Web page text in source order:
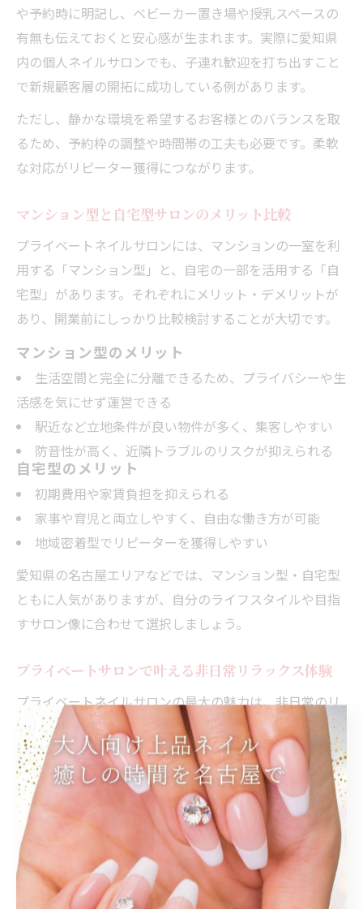
や予約時に明記し、ベビーカー置き場や授乳スペースの
有無も伝えておくと安心感が生まれます。実際に愛知県
内の個人ネイルサロンでも、子連れ歓迎を打ち出すこと
で新規顧客層の開拓に成功している例があります。
ただし、静かな環境を希望するお客様とのバランスを取
るため、予約枠の調整や時間帯の工夫も必要です。柔軟
な対応がリピーター獲得につながります。
マンション型と自宅型サロンのメリット比較
プライベートネイルサロンには、マンションの一室を利
用する「マンション型」と、自宅の一部を活用する「自
宅型」があります。それぞれにメリット・デメリットが
あり、開業前にしっかり比較検討することが大切です。
マンション型のメリット
生活空間と完全に分離できるため、プライバシーや生
活感を気にせず運営できる
駅近など立地条件が良い物件が多く、集客しやすい
防音性が高く、近隣トラブルのリスクが抑えられる
自宅型のメリット
初期費用や家賃負担を抑えられる
家事や育児と両立しやすく、自由な働き方が可能
地域密着型でリピーターを獲得しやすい
愛知県の名古屋エリアなどでは、マンション型・自宅型
ともに人気がありますが、自分のライフスタイルや目指
すサロン像に合わせて選択しましょう。
プライベートサロンで叶える非日常リラックス体験
プライベートネイルサロンの最大の魅力は、非日常のリ
ラックス体験を自宅で味わえる点です。他のお客様と顔
を合わせず、静かな空間でゆったり施術を受けられるた
め、心身ともに癒されます。アロマの香りや落ち着いた
照明、こだわりのインテリアで特別な時間を演出するこ
とが重要です。
また、施術内容もお客様一人ひとりの希望に合わせて柔
軟に対応できるため、満足度の高いサービスが提供でき
ます。愛知県のプライベートサロンでは、流行にとらわ